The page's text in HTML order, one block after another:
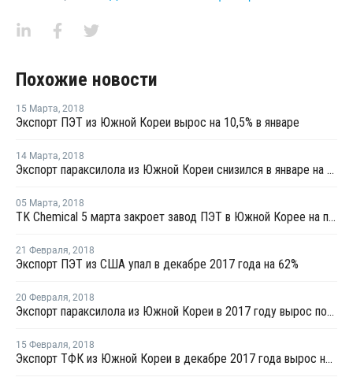
Похожие новости
15 Марта, 2018
Экспорт ПЭТ из Южной Кореи вырос на 10,5% в январе
14 Марта, 2018
Экспорт параксилола из Южной Кореи снизился в январе на 11,4%
05 Марта, 2018
TK Chemical 5 марта закроет завод ПЭТ в Южной Корее на плановый ремонт
21 Февраля, 2018
Экспорт ПЭТ из США упал в декабре 2017 года на 62%
20 Февраля, 2018
Экспорт параксилола из Южной Кореи в 2017 году вырос почти на 14%
15 Февраля, 2018
Экспорт ТФК из Южной Кореи в декабре 2017 года вырос на 31%